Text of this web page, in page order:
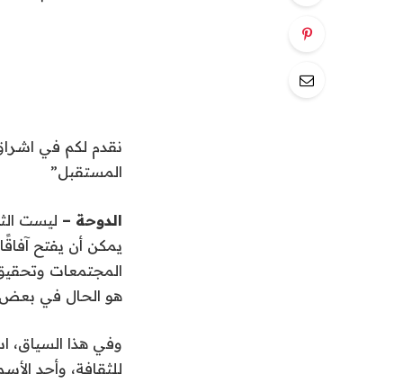
المستقبل”
الدوحة – ليست
يمكن أن يفتح
المجتمعات
هو الحال في بعض
وفي هذا السياق،
للثقافة، وأحد